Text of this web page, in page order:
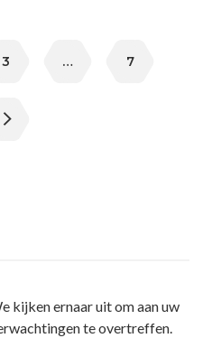
paginering
3 … 7
kijken ernaar uit om aan uw
te overtreffen.